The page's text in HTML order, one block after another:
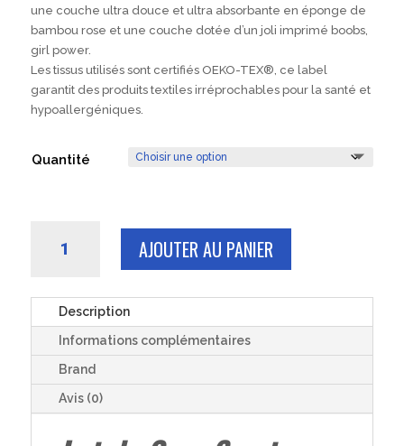
une couche ultra douce et ultra absorbante en éponge de
bambou rose et une couche dotée d’un joli imprimé boobs,
girl power.
Les tissus utilisés sont certifiés OEKO-TEX®, ce label
garantit des produits textiles irréprochables pour la santé et
hypoallergéniques.
Quantité
cotons
LINGETTES
démaquillantes
lavables
tissus
AJOUTER AU PANIER
Description
Informations complémentaires
Brand
Avis (0)